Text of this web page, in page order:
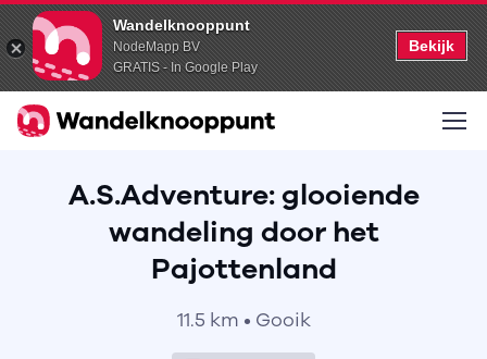
Wandelknooppunt
NodeMapp BV
GRATIS - In Google Play
Bekijk
A.S.Adventure: glooiende
wandeling door het
Pajottenland
11.5 km • Gooik